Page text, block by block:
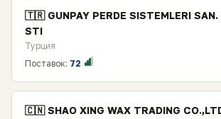
🇹🇷 GUNPAY PERDE SISTEMLERI
STI
Турция
Поставок: 72
🇨🇳 SHAO XING WAX TRADING